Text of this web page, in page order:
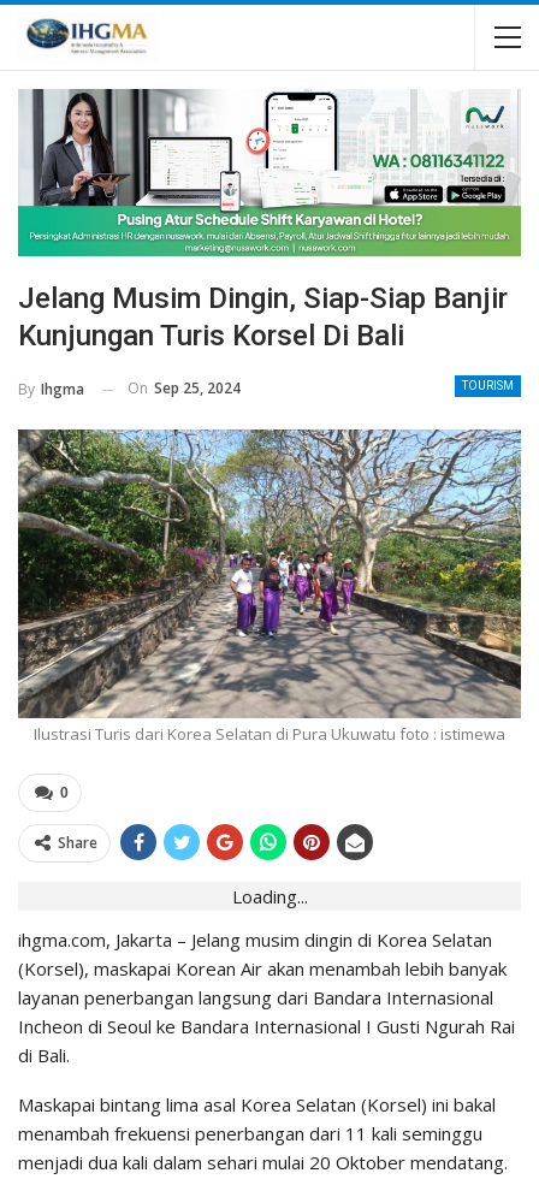
Jelang Musim Dingin, Siap-Siap Banjir
Kunjungan Turis Korsel Di Bali
TOURISM
By Ihgma On Sep 25, 2024
Ilustrasi Turis dari Korea Selatan di Pura Ukuwatu foto : istimewa
0
Share
Loading...
ihgma.com, Jakarta – Jelang musim dingin di Korea Selatan
(Korsel), maskapai Korean Air akan menambah lebih banyak
layanan penerbangan langsung dari Bandara Internasional
Incheon di Seoul ke Bandara Internasional I Gusti Ngurah Rai
di Bali.
Maskapai bintang lima asal Korea Selatan (Korsel) ini bakal
menambah frekuensi penerbangan dari 11 kali seminggu
menjadi dua kali dalam sehari mulai 20 Oktober mendatang.